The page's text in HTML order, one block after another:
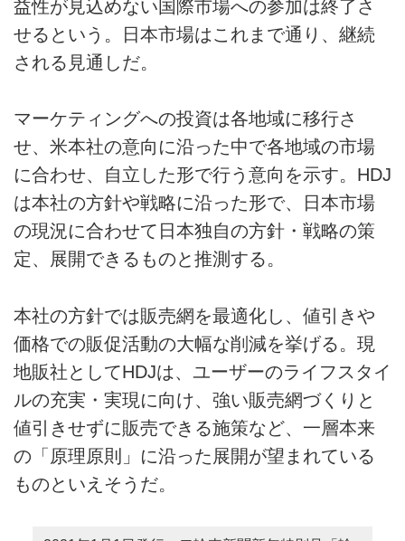
益性が見込めない国際市場への参加は終了さ
せるという。日本市場はこれまで通り、継続
される見通しだ。
マーケティングへの投資は各地域に移行さ
せ、米本社の意向に沿った中で各地域の市場
に合わせ、自立した形で行う意向を示す。HDJ
は本社の方針や戦略に沿った形で、日本市場
の現況に合わせて日本独自の方針・戦略の策
定、展開できるものと推測する。
本社の方針では販売網を最適化し、値引きや
価格での販促活動の大幅な削減を挙げる。現
地販社としてHDJは、ユーザーのライフスタイ
ルの充実・実現に向け、強い販売網づくりと
値引きせずに販売できる施策など、一層本来
の「原理原則」に沿った展開が望まれている
ものといえそうだ。